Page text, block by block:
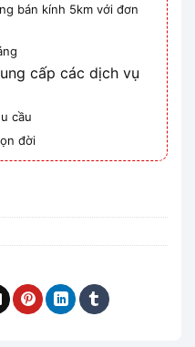
bán kính 5km với đơn
cấp các dịch vụ
cầu
đời